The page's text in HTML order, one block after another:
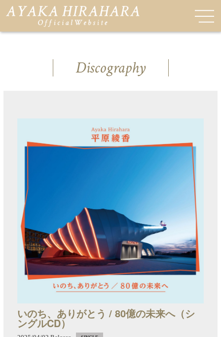
Discography
いのち、ありがとう / 80億の未来へ（シ
ングルCD）